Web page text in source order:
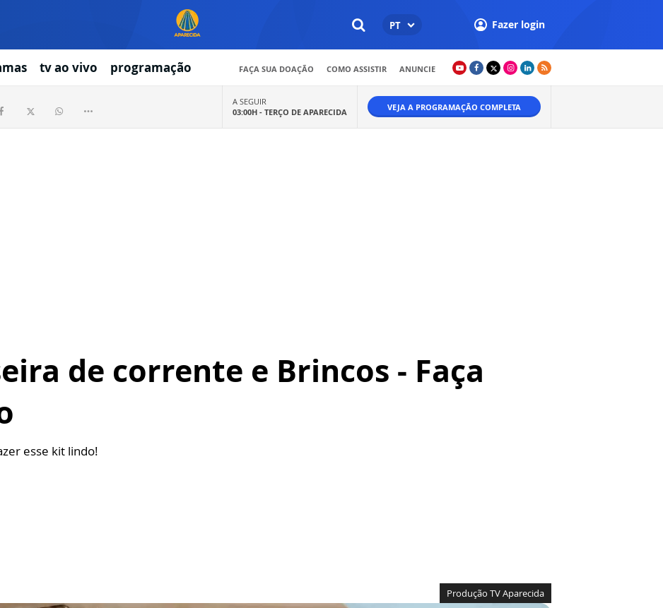
PT Fazer login
tv ao vivo programação FAÇA SUA DOAÇÃO COMO ASSISTIR ANUNCIE
A SEGUIR
03:00H - TERÇO DE APARECIDA VEJA A PROGRAMAÇÃO COMPLETA
de corrente e Brincos - Faça
esse kit lindo!
Produção TV Aparecida